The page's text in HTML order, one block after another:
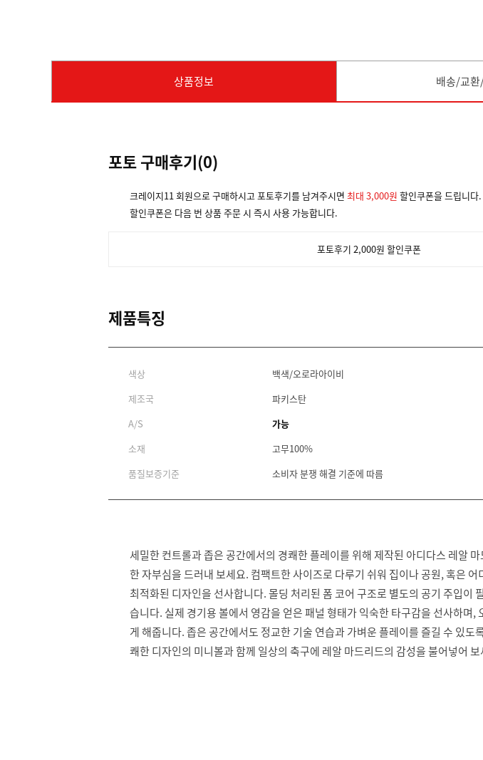
상품정보 배송/교
포토 구매후기(0)
크레이지11 회원으로 구매하시고 포토후기를 남겨주시면 최대 3,000원 할인쿠폰을 드립니다.
할인쿠폰은 다음 번 상품 주문 시 즉시 사용 가능합니다.
포토후기 2,000원 할인쿠폰
제품특징
색상
백색/오로라아이비
제조국
파키스탄
A/S
가능
소재
고무100%
품질보증기준
소비자 분쟁 해결 기준에 따름
세밀한 컨트롤과 좁은 공간에서의 경쾌한 플레이를 위해 제작된 아디다스 레알
한 자부심을 드러내 보세요. 컴팩트한 사이즈로 다루기 쉬워 집이나 공원, 혹은
최적화된 디자인을 선사합니다. 몰딩 처리된 폼 코어 구조로 별도의 공기 주입이
습니다. 실제 경기용 볼에서 영감을 얻은 패널 형태가 익숙한 타구감을 선사하며,
게 해줍니다. 좁은 공간에서도 정교한 기술 연습과 가벼운 플레이를 즐길 수 있
쾌한 디자인의 미니볼과 함께 일상의 축구에 레알 마드리드의 감성을 불어넣어 보